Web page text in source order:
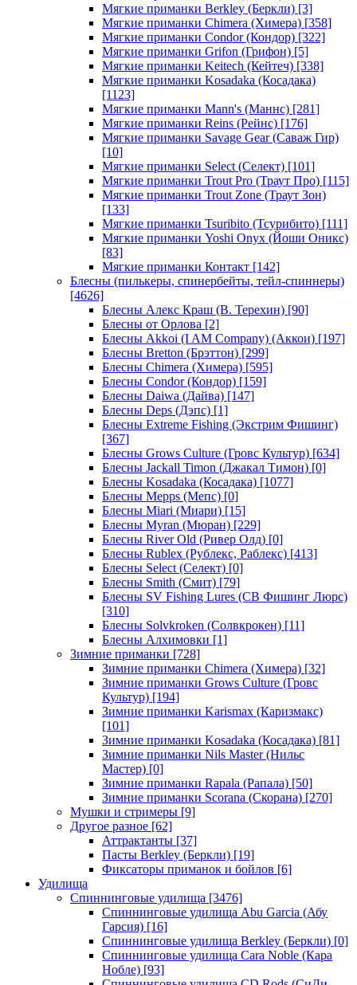
Мягкие приманки Berkley (Беркли) [3]
Мягкие приманки Chimera (Химера) [358]
Мягкие приманки Condor (Кондор) [322]
Мягкие приманки Grifon (Грифон) [5]
Мягкие приманки Keitech (Кейтеч) [338]
Мягкие приманки Kosadaka (Косадака)
[1123]
Мягкие приманки Mann's (Маннс) [281]
Мягкие приманки Reins (Рейнс) [176]
Мягкие приманки Savage Gear (Саваж Гир)
[10]
Мягкие приманки Select (Селект) [101]
Мягкие приманки Trout Pro (Траут Про) [115]
Мягкие приманки Trout Zone (Траут Зон)
[133]
Мягкие приманки Tsuribito (Тсурибито) [111]
Мягкие приманки Yoshi Onyx (Йоши Оникс)
[83]
Мягкие приманки Контакт [142]
Блесны (пилькеры, спинербейты, тейл-спиннеры)
[4626]
Блесны Алекс Краш (В. Терехин) [90]
Блесны от Орлова [2]
Блесны Akkoi (I AM Company) (Аккои) [197]
Блесны Bretton (Брэттон) [299]
Блесны Chimera (Химера) [595]
Блесны Condor (Кондор) [159]
Блесны Daiwa (Дайва) [147]
Блесны Deps (Дэпс) [1]
Блесны Extreme Fishing (Экстрим Фишинг)
[367]
Блесны Grows Culture (Гровс Культур) [634]
Блесны Jackall Timon (Джакал Тимон) [0]
Блесны Kosadaka (Косадака) [1077]
Блесны Mepps (Мепс) [0]
Блесны Miari (Миари) [15]
Блесны Myran (Мюран) [229]
Блесны River Old (Ривер Олд) [0]
Блесны Rublex (Рублекс, Раблекс) [413]
Блесны Select (Селект) [0]
Блесны Smith (Смит) [79]
Блесны SV Fishing Lures (СВ Фишинг Люрс)
[310]
Блесны Solvkroken (Солвкрокен) [11]
Блесны Алхимовки [1]
Зимние приманки [728]
Зимние приманки Chimera (Химера) [32]
Зимние приманки Grows Culture (Гровс
Культур) [194]
Зимние приманки Karismax (Каризмакс)
[101]
Зимние приманки Kosadaka (Косадака) [81]
Зимние приманки Nils Master (Нильс
Мастер) [0]
Зимние приманки Rapala (Рапала) [50]
Зимние приманки Scorana (Скорана) [270]
Мушки и стримеры [9]
Другое разное [62]
Аттрактанты [37]
Пасты Berkley (Беркли) [19]
Фиксаторы приманок и бойлов [6]
Удилища
Спиннинговые удилища [3476]
Спиннинговые удилища Abu Garcia (Абу
Гарсия) [16]
Спиннинговые удилища Berkley (Беркли) [0]
Спиннинговые удилища Cara Noble (Кара
Нобле) [93]